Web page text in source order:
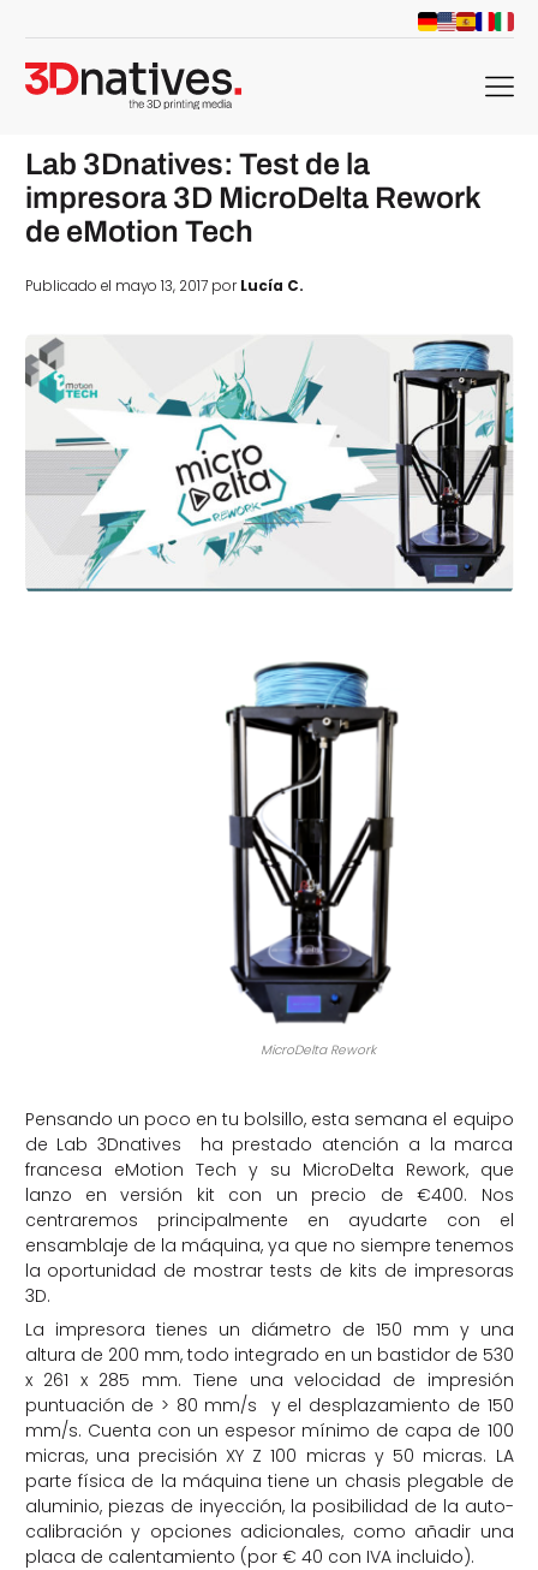
menu
Lab 3Dnatives: Test de la
impresora 3D MicroDelta Rework
de eMotion Tech
Publicado el mayo 13, 2017 porLucía C.
MicroDelta Rework
Pensando un poco en tu bolsillo, esta semana el equipo
de Lab 3Dnatives ha prestado atención a la marca
francesa eMotion Tech y su MicroDelta Rework, que
lanzo en versión kit con un precio de €400. Nos
centraremos principalmente en ayudarte con el
ensamblaje de la máquina, ya que no siempre tenemos
la oportunidad de mostrar tests de kits de impresoras
3D.
La impresora tienes un diámetro de 150 mm y una
altura de 200 mm, todo integrado en un bastidor de 530
x 261 x 285 mm. Tiene una velocidad de impresión
puntuación de > 80 mm/s y el desplazamiento de 150
mm/s. Cuenta con un espesor mínimo de capa de 100
micras, una precisión XY Z 100 micras y 50 micras. LA
parte física de la máquina tiene un chasis plegable de
aluminio, piezas de inyección, la posibilidad de la auto-
calibración y opciones adicionales, como añadir una
placa de calentamiento (por € 40 con IVA incluido).